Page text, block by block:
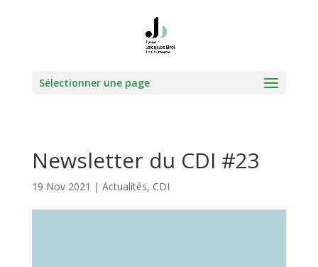
Sélectionner une page
Newsletter du CDI #23
19 Nov 2021 | Actualités, CDI